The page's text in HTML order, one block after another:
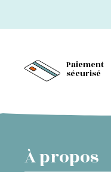
Paiement
sécurisé
À propos